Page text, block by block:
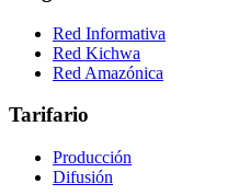
Red Informativa
Red Kichwa
Red Amazónica
Tarifario
Producción
Difusión